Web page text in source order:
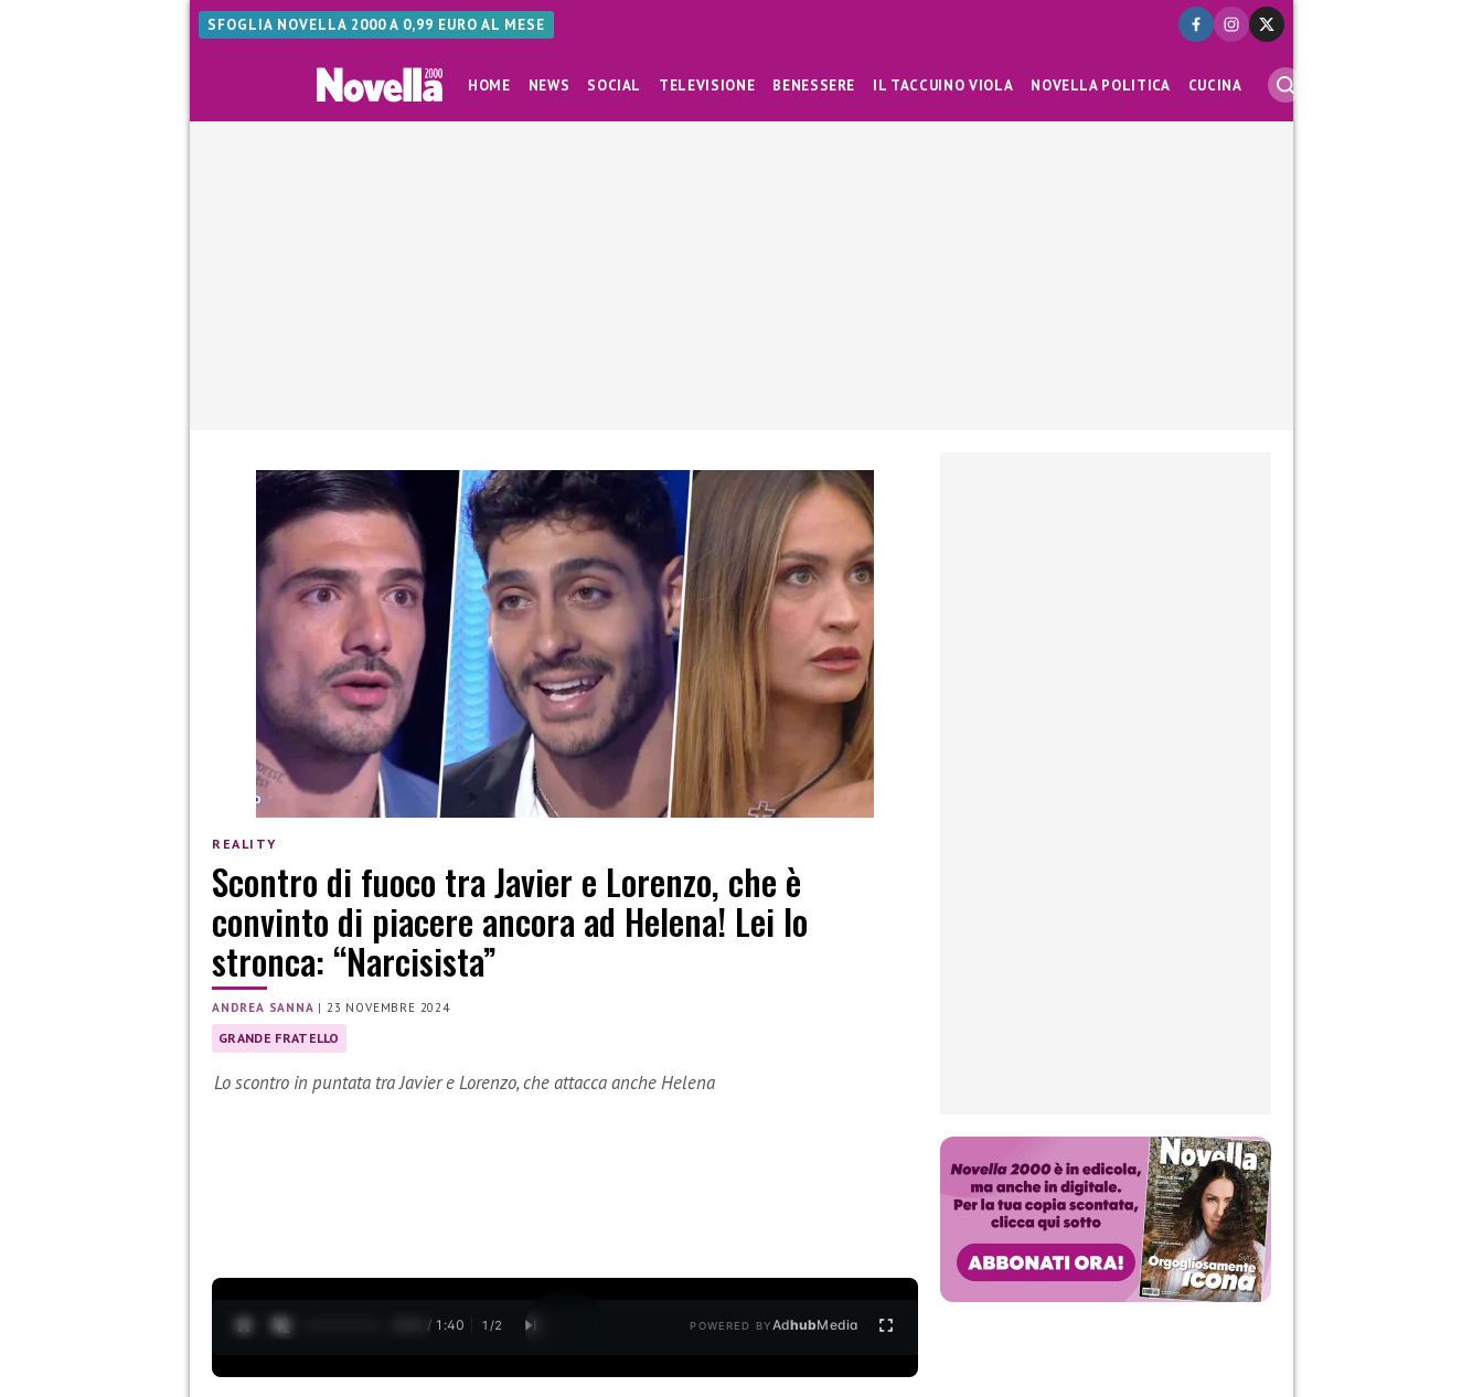
SFOGLIA NOVELLA 2000 A 0,99 EURO AL MESE
HOME NEWS SOCIAL TELEVISIONE BENESSERE IL TACCUINO VIOLA NOVELLA POLITICA CUCINA
REALITY
Scontro di fuoco tra Javier e Lorenzo, che è
convinto di piacere ancora ad Helena! Lei lo
stronca: “Narcisista”
ANDREA SANNA |23 NOVEMBRE 2024
GRANDE FRATELLO
Lo scontro in puntata tra Javier e Lorenzo, che attacca anche Helena
0:27 / 1:40 1 /2 POWERED BYAdhubMedia